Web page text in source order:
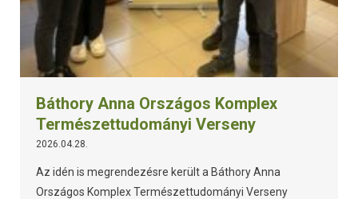
Báthory Anna Országos Komplex
Természettudományi Verseny
2026.04.28.
Az idén is megrendezésre került a Báthory Anna
Országos Komplex Természettudományi Verseny